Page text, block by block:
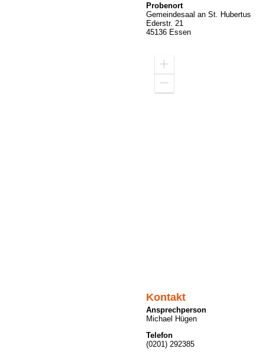
Probenort
Gemeindesaal an St. Hubertus
Ederstr. 21
45136 Essen
Zoom
Kontakt
Ansprechperson
Michael Hügen
Telefon
(0201) 292385